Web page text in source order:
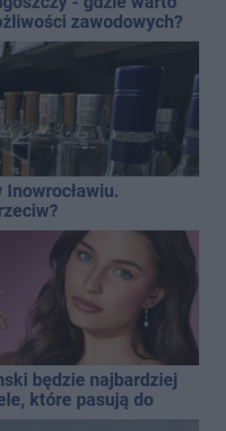
zawodowych?
będzie najbardziej
które pasują do